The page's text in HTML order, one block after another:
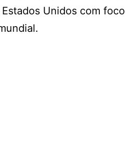
Unidos com foco